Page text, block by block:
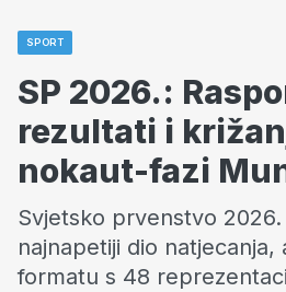
SPORT
SP 2026.:
rezultati i
nokaut-fazi
Svjetsko prvenstvo
najnapetiji dio
formatu s 48